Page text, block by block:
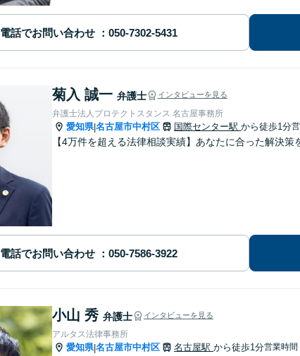
電話でお問い合わせ
菊入 誠一 弁護士 インタビューを見る
弁護士法人プロテクトスタンス 名古屋事務所
愛知県|名古屋市中村区 国際センター駅 から徒歩1分
【4万件を超える法律相談実績】あなたに合った解決
電話でお問い合わせ
小山 秀 弁護士 インタビューを見る
アルタス法律事務所
愛知県|名古屋市中村区 名古屋駅 から徒歩1分営業時間